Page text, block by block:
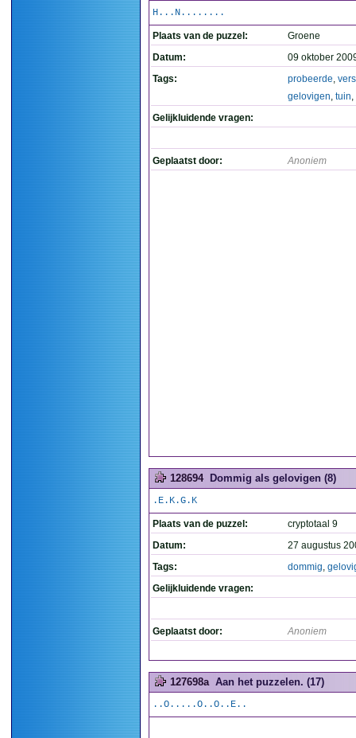
H...N........
Plaats van de puzzel:
Groene
Datum:
09 oktober
Tags:
probeerde,
gelovigen, tuin,
Gelijkluidende vragen:
Geplaatst door: Anoniem
128694 Dommig als gelovigen (8)
.E.K.G.K
Plaats van de puzzel:
cryptotaal 9
Datum:
27 augustus
Tags:
dommig,
Gelijkluidende vragen:
Geplaatst door: Anoniem
127698a Aan het puzzelen. (17)
..O.....O..O..E..